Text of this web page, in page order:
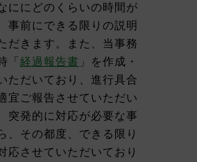
ににどのくらいの時間が
事前にできる限りの説明
だきます。また、当事務
「経過報告書 」を作成・
ただいており、進行具合
宜ご報告させていただい
突発的に対応が必要な事
、その都度、できる限り
応させていただいており